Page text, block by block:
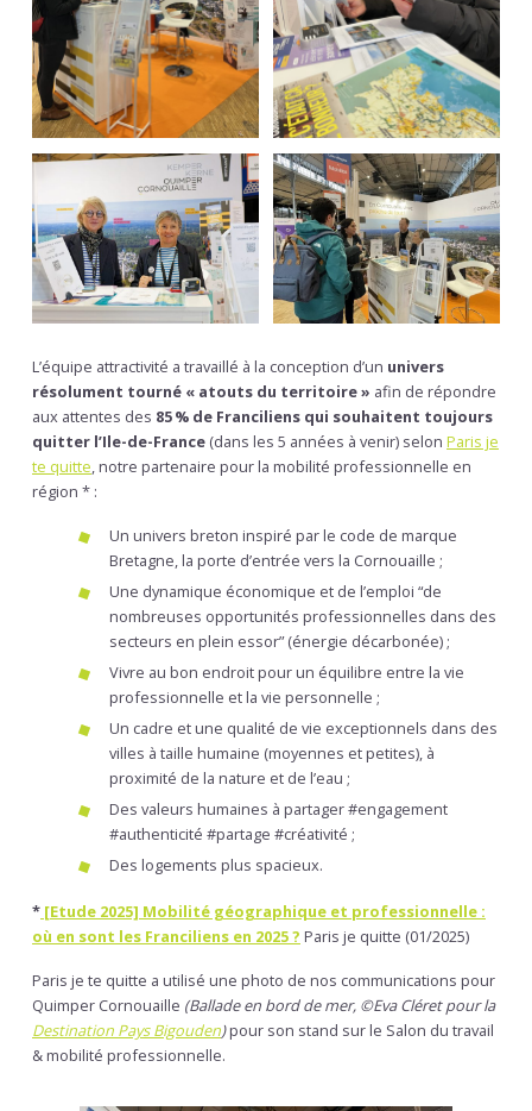
L’équipe attractivité a travaillé à la conception d’un univers
résolument tourné « atouts du territoire » afin de répondre
aux attentes des 85 % de Franciliens qui souhaitent toujours
quitter l’Ile-de-France (dans les 5 années à venir) selon Paris je
te quitte, notre partenaire pour la mobilité professionnelle en
région * :
Un univers breton inspiré par le code de marque
Bretagne, la porte d’entrée vers la Cornouaille ;
Une dynamique économique et de l’emploi “de
nombreuses opportunités professionnelles dans des
secteurs en plein essor” (énergie décarbonée) ;
Vivre au bon endroit pour un équilibre entre la vie
professionnelle et la vie personnelle ;
Un cadre et une qualité de vie exceptionnels dans des
villes à taille humaine (moyennes et petites), à
proximité de la nature et de l’eau ;
Des valeurs humaines à partager #engagement
#authenticité #partage #créativité ;
Des logements plus spacieux.
* [Etude 2025] Mobilité géographique et professionnelle :
où en sont les Franciliens en 2025 ? Paris je quitte (01/2025)
Paris je te quitte a utilisé une photo de nos communications pour
Quimper Cornouaille (Ballade en bord de mer, ©Eva Cléret pour la
Destination Pays Bigouden)pour son stand sur le Salon du travail
& mobilité professionnelle.